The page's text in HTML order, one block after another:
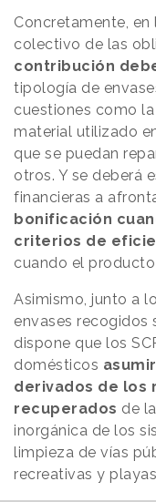
Concretamente,
colectivo de las
contribución
tipología de
cuestiones como
material utilizado
que se puedan
otros. Y se deberá
financieras a
bonificación
criterios de
cuando el
Asimismo, junto a
envases recogidos
dispone que los
domésticos
derivados de los
recuperados de
inorgánica de los
limpieza de vías
recreativas y